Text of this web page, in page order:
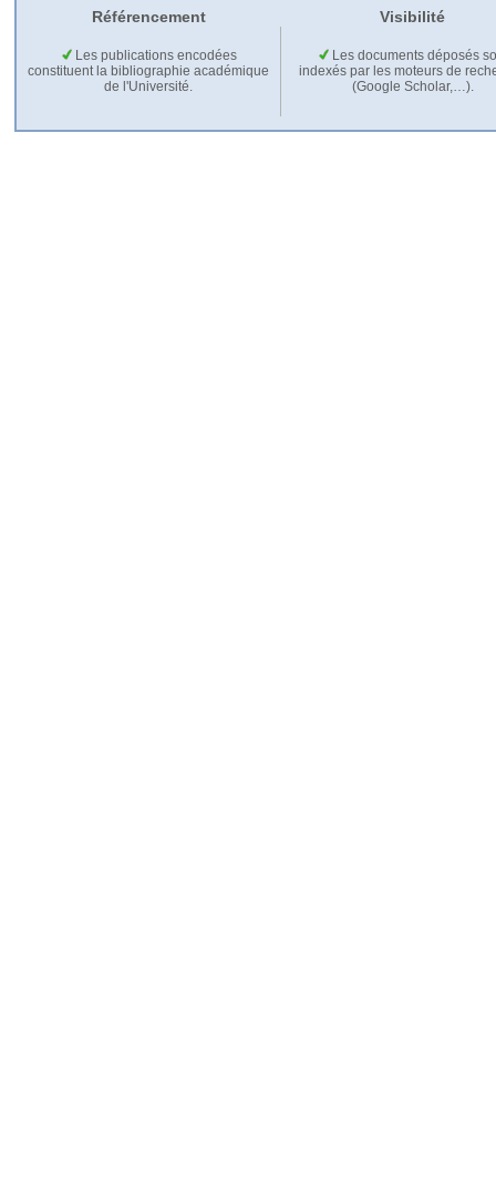
Référencement Visibilité
Les publications encodées
constituent la bibliographie académique
de l'Université.
Les documents déposés
indexés par les moteurs de
(Google Scholar,…).